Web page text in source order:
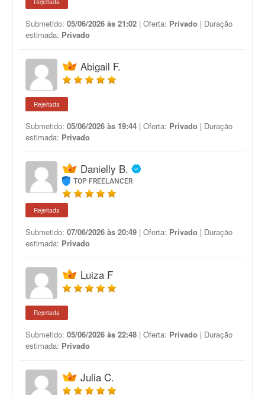
Rejeitada
Submetido: 05/06/2026 às 21:02 | Oferta: Privado | Duração
estimada: Privado
Abigail F.
Rejeitada
Submetido: 05/06/2026 às 19:44 | Oferta: Privado | Duração
estimada: Privado
Danielly B.
TOP FREELANCER
Rejeitada
Submetido: 07/06/2026 às 20:49 | Oferta: Privado | Duração
estimada: Privado
Luiza F
Rejeitada
Submetido: 05/06/2026 às 22:48 | Oferta: Privado | Duração
estimada: Privado
Julia C.